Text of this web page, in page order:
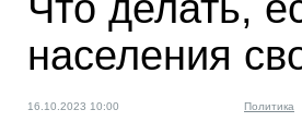
населения
16.10.2023 10:00 Политика